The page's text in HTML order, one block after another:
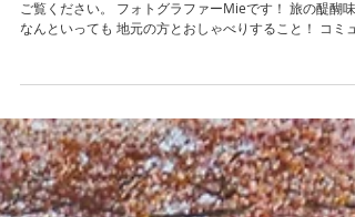
うらかわ旅PHOTO-その２-
※うらかわ旅とは？と思われた方は２つ前のブログをぜ
ご覧ください。 フォトグラファーMieです！ 旅の醍醐味
なんといっても 地元の方とおしゃべりすること！ コミュ
ケーションをとることは とても楽しくて、いつも発見が